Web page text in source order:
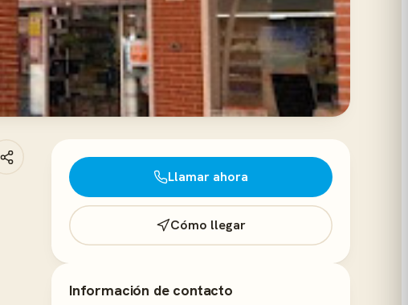
Llamar ahora
Cómo llegar
Información de contacto